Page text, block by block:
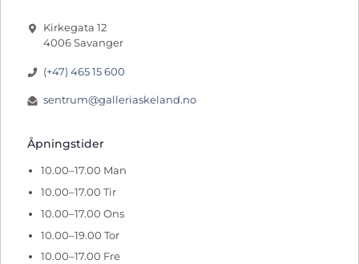
Kirkegata 12
4006 Savanger
(+47) 465 15 600
sentrum@galleriaskeland.no
Åpningstider
10.00–17.00 Man
10.00–17.00 Tir
10.00–17.00 Ons
10.00–19.00 Tor
10.00–17.00 Fre